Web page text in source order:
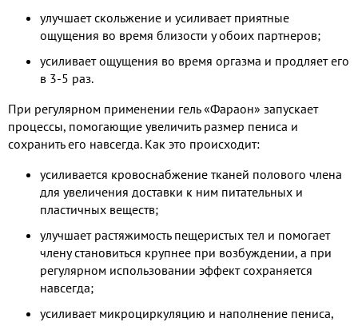
улучшает скольжение и усиливает приятные
ощущения во время близости у обоих партнеров;
усиливает ощущения во время оргазма и продляет его
в 3-5 раз.
При регулярном применении гель «Фараон» запускает
процессы, помогающие увеличить размер пениса и
сохранить его навсегда. Как это происходит:
усиливается кровоснабжение тканей полового члена
для увеличения доставки к ним питательных и
пластичных веществ;
улучшает растяжимость пещеристых тел и помогает
члену становиться крупнее при возбуждении, а при
регулярном использовании эффект сохраняется
навсегда;
усиливает микроциркуляцию и наполнение пениса,